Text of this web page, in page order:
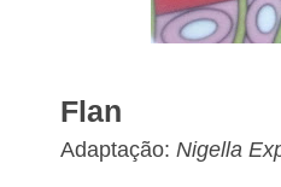
Flan
Adaptação: Nigella